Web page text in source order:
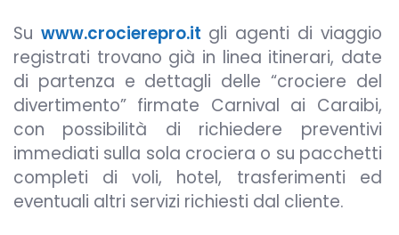
Su www.crocierepro.it gli agenti di viaggio
registrati trovano già in linea itinerari, date
di partenza e dettagli delle “crociere del
divertimento” firmate Carnival ai Caraibi,
con possibilità di richiedere preventivi
immediati sulla sola crociera o su pacchetti
completi di voli, hotel, trasferimenti ed
eventuali altri servizi richiesti dal cliente.